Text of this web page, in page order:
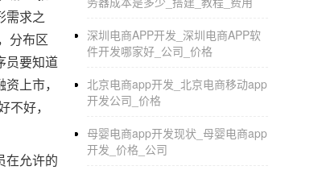
需求之
分布区
员要知道
上市，
好，
在允许的
深圳电商APP开发_深圳电商APP软
件开发哪家好_公司_价格
北京电商app开发_北京电商移动app
开发公司_价格
母婴电商app开发现状_母婴电商app
开发_价格_公司